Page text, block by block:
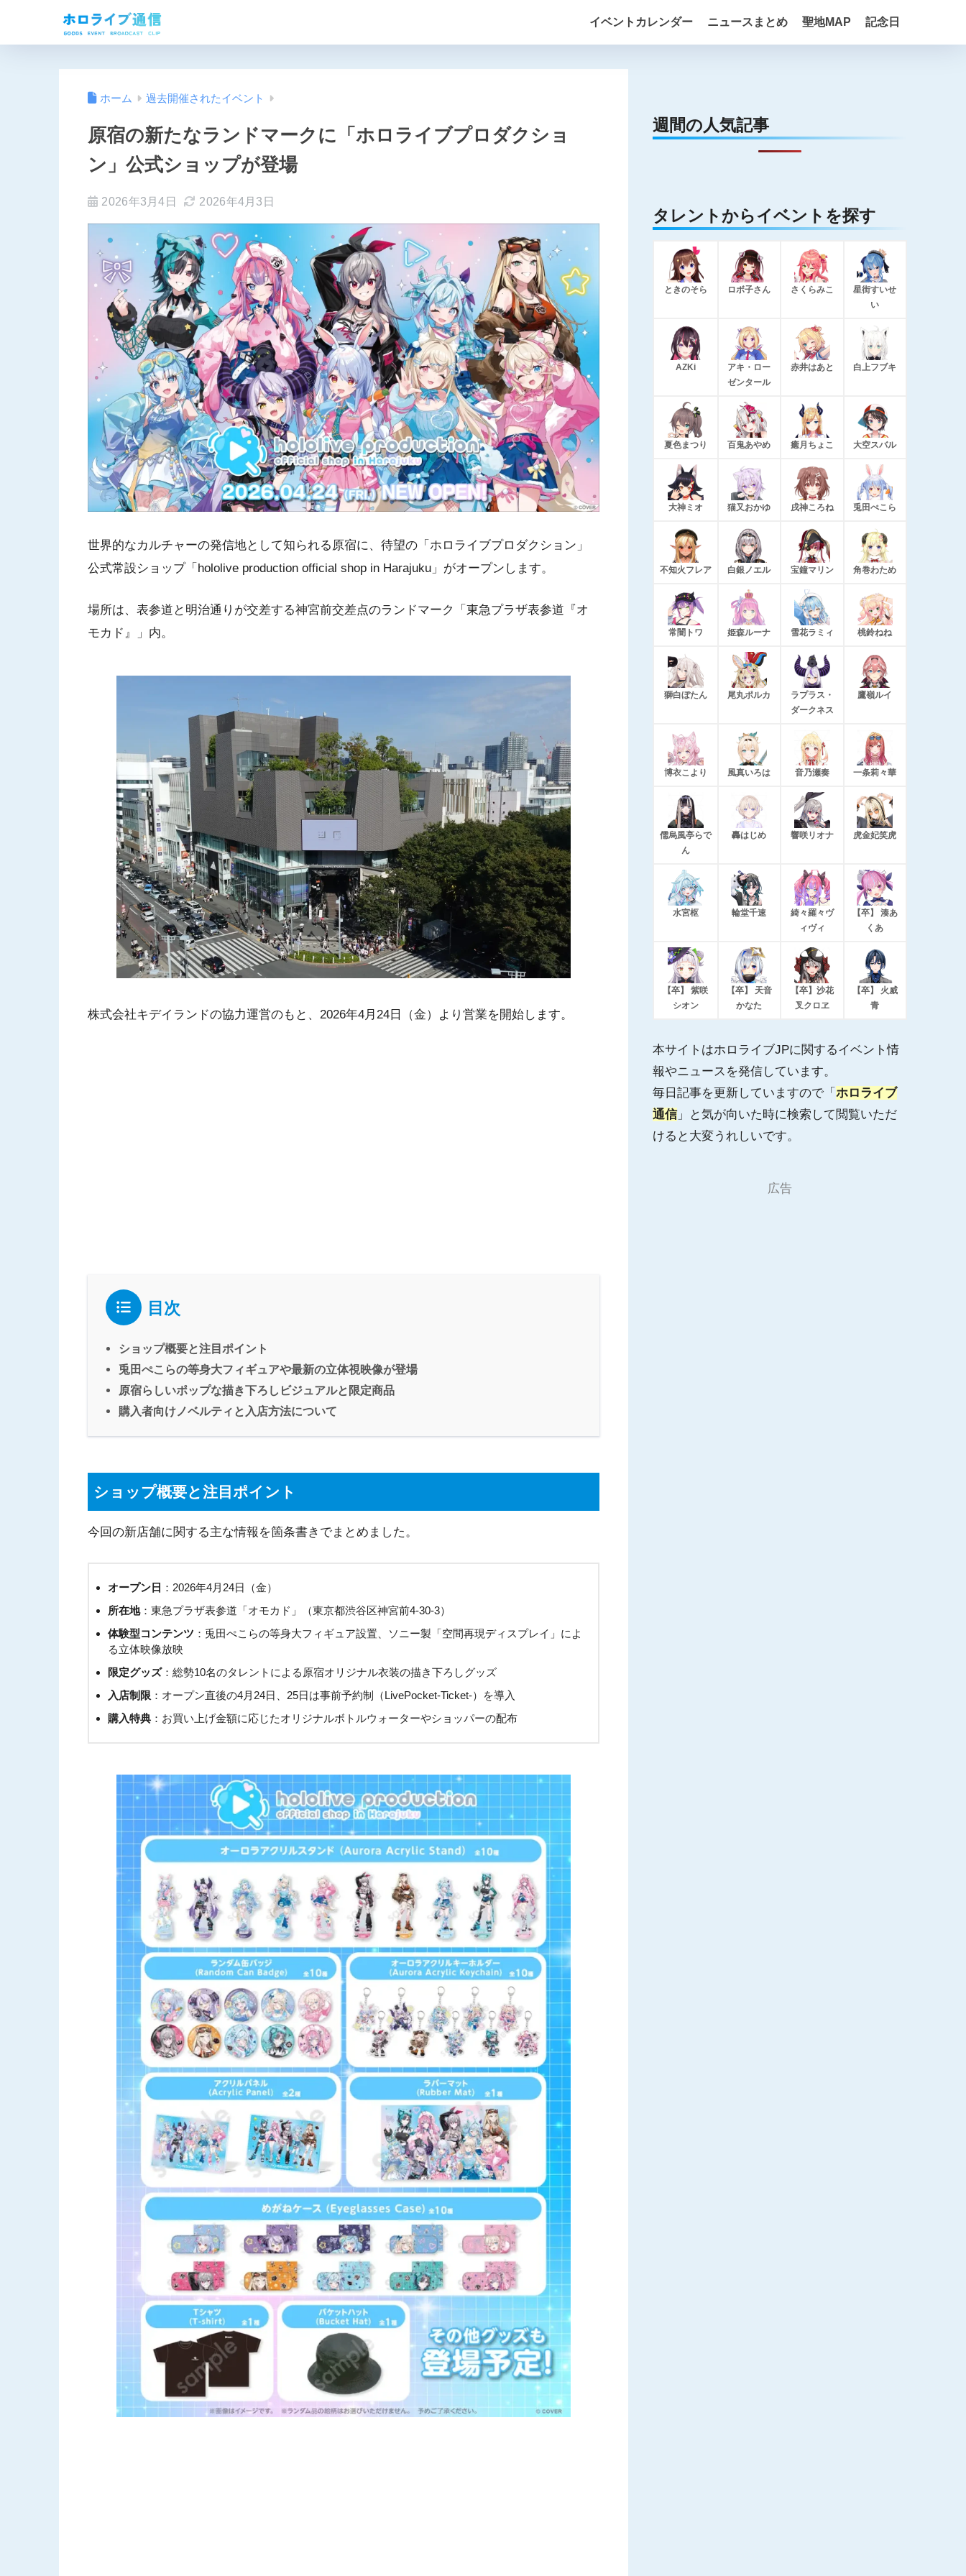
イベントカレンダー ニュースまとめ 聖地MAP 記念日
ホーム 過去開催されたイベント
原宿の新たなランドマークに「ホロライブプロダクショ
ン」公式ショップが登場
2026年3月4日 2026年4月3日
世界的なカルチャーの発信地として知られる原宿に、待望の「ホロライブプロダクション」
公式常設ショップ「hololive production official shop in Harajuku」がオープンします。
場所は、表参道と明治通りが交差する神宮前交差点のランドマーク「東急プラザ表参道『オ
モカド』」内。
株式会社キデイランドの協力運営のもと、2026年4月24日（金）より営業を開始します。
目次
ショップ概要と注目ポイント
兎田ぺこらの等身大フィギュアや最新の立体視映像が登場
原宿らしいポップな描き下ろしビジュアルと限定商品
購入者向けノベルティと入店方法について
ショップ概要と注目ポイント
今回の新店舗に関する主な情報を箇条書きでまとめました。
オープン日 ：2026年4月24日（金）
所在地：東急プラザ表参道「オモカド」（東京都渋谷区神宮前4-30-3）
体験型コンテンツ ：兎田ぺこらの等身大フィギュア設置、ソニー製「空間再現ディスプレイ」によ
る立体映像放映
限定グッズ：総勢10名のタレントによる原宿オリジナル衣装の描き下ろしグッズ
入店制限 ：オープン直後の4月24日、25日は事前予約制（LivePocket-Ticket-）を導入
購入特典：お買い上げ金額に応じたオリジナルボトルウォーターやショッパーの配布
週間の人気記事
タレントからイベントを探す
ときのそら ロボ子さん さくらみこ
星街すいせ
い
AZKi
アキ・ロー
ゼンタール
赤井はあと 白上フブキ
夏色まつり 百鬼あやめ 癒月ちょこ 大空スバル
大神ミオ 猫又おかゆ 戌神ころね 兎田ぺこら
不知火フレア 白銀ノエル 宝鐘マリン 角巻わため
常闇トワ 姫森ルーナ 雪花ラミィ 桃鈴ねね
獅白ぼたん 尾丸ポルカ
ラプラス・
ダークネス
鷹嶺ルイ
博衣こより 風真いろは 音乃瀬奏 一条莉々華
儒烏風亭らで
ん
轟はじめ 響咲リオナ 虎金妃笑虎
水宮枢 輪堂千速
綺々羅々ヴ
ィヴィ
【卒】 湊あ
くあ
【卒】 紫咲
シオン
【卒】 天音
かなた
【卒】沙花
叉クロヱ
【卒】 火威
青
本サイトはホロライブJPに関するイベント情
報やニュースを発信しています。
毎日記事を更新していますので「 ホロライブ
通信」と気が向いた時に検索して閲覧いただ
けると大変うれしいです。
広告